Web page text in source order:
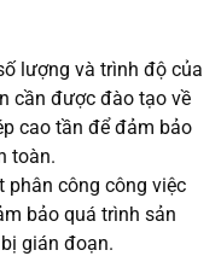
lượng và trình độ của
cần được đào tạo về
cao tần để đảm bảo
toàn.
phân công công việc
bảo quá trình sản
gián đoạn.